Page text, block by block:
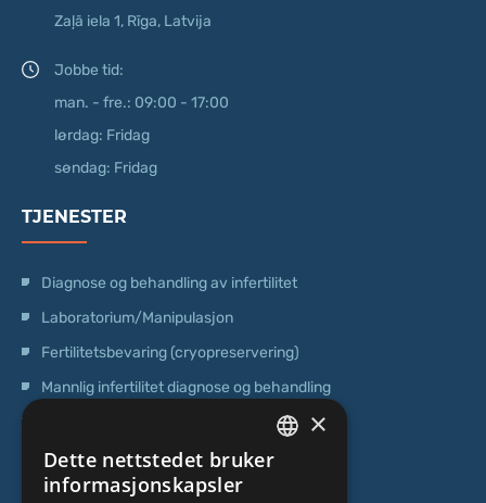
Zaļā iela 1, Rīga, Latvija
Jobbe tid:
man. - fre.: 09:00 - 17:00
lørdag: Fridag
søndag: Fridag
TJENESTER
Diagnose og behandling av infertilitet
Laboratorium/Manipulasjon
Fertilitetsbevaring (cryopreservering)
Mannlig infertilitet diagnose og behandling
Genetisk testing
Poliklinisk senter
LATVIAN
×
Dette nettstedet bruker
informasjonskapsler